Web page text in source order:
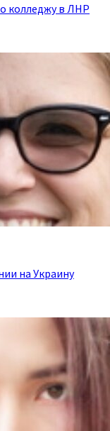
колледжу в ЛНР
на Украину